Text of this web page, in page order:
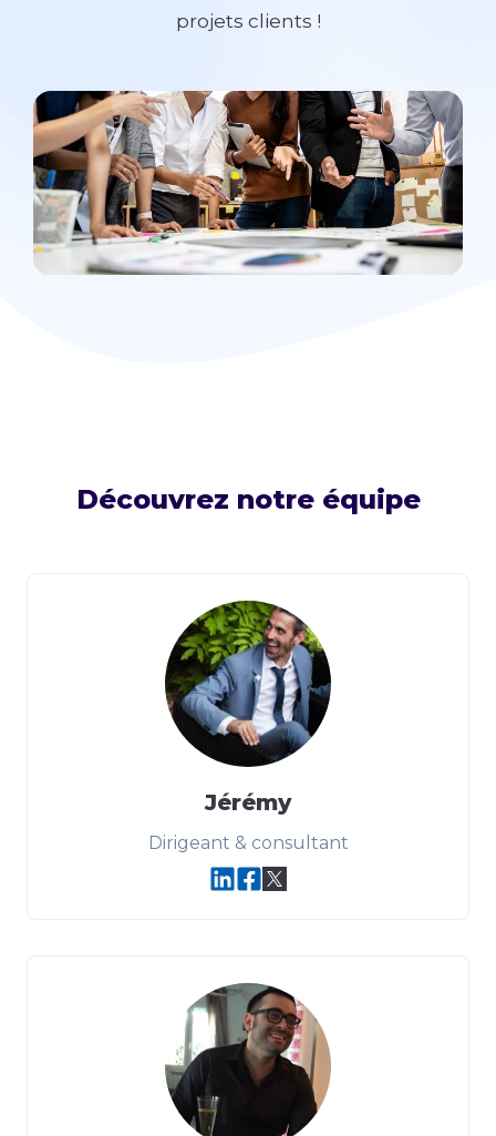
projets clients !
Découvrez notre équipe
Jérémy
Dirigeant & consultant